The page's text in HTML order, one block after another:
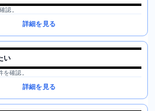
認。
詳細を見る
い
確認。
詳細を見る